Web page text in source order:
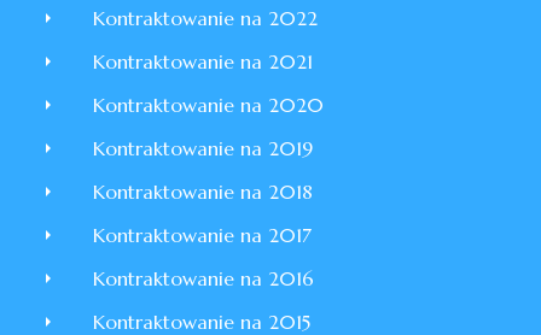
Kontraktowanie na 2022
Kontraktowanie na 2021
Kontraktowanie na 2020
Kontraktowanie na 2019
Kontraktowanie na 2018
Kontraktowanie na 2017
Kontraktowanie na 2016
Kontraktowanie na 2015